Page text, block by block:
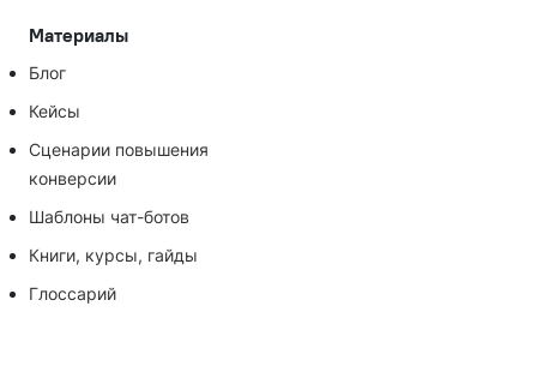
Материалы
Блог
Кейсы
Сценарии повышения
конверсии
Шаблоны чат-ботов
Книги, курсы, гайды
Глоссарий